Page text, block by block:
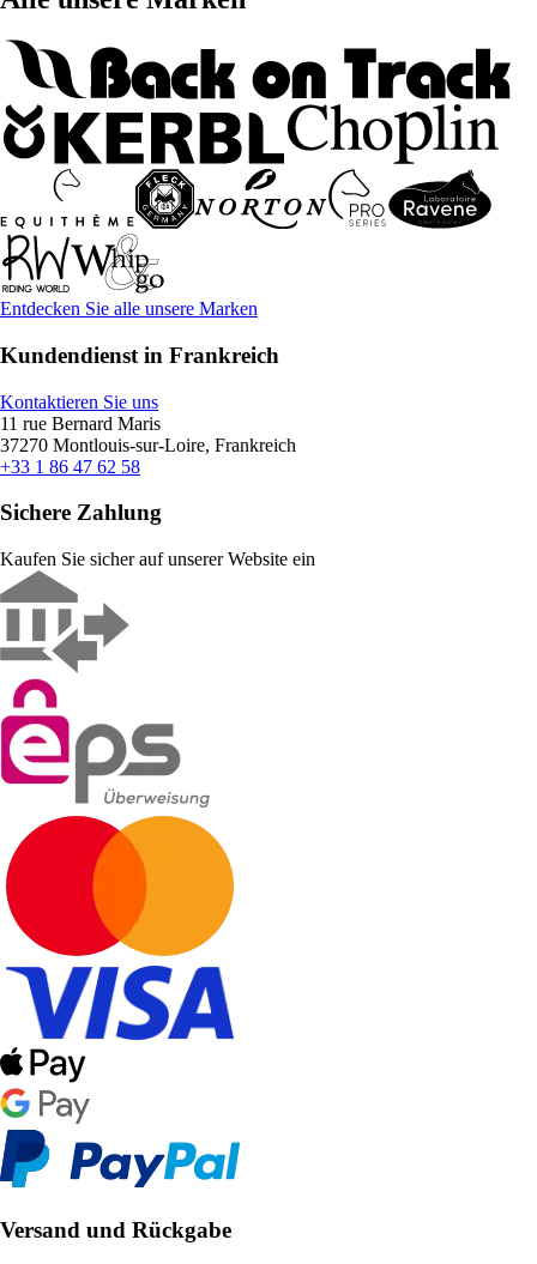
Entdecken Sie alle unsere Marken
Kundendienst in Frankreich
Kontaktieren Sie uns
11 rue Bernard Maris
37270 Montlouis-sur-Loire, Frankreich
+33 1 86 47 62 58
Sichere Zahlung
Kaufen Sie sicher auf unserer Website ein
Versand und Rückgabe